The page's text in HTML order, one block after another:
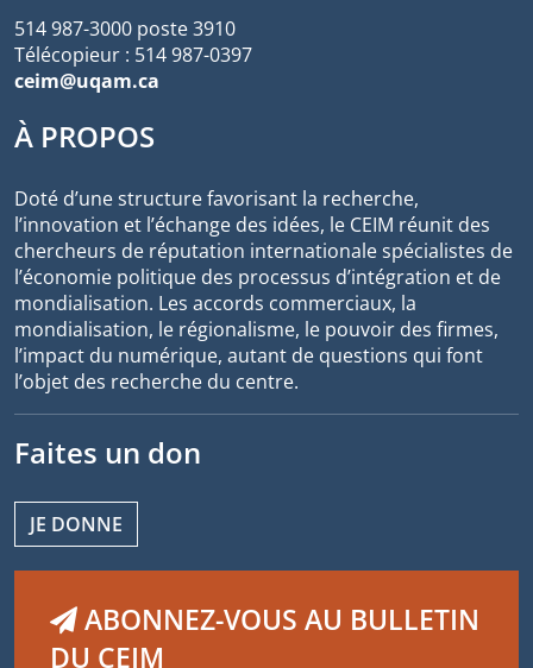
514 987-3000 poste 3910
Télécopieur : 514 987-0397
ceim@uqam.ca
À PROPOS
Doté d’une structure favorisant la recherche,
l’innovation et l’échange des idées, le CEIM réunit des
chercheurs de réputation internationale spécialistes de
l’économie politique des processus d’intégration et de
mondialisation. Les accords commerciaux, la
mondialisation, le régionalisme, le pouvoir des firmes,
l’impact du numérique, autant de questions qui font
l’objet des recherche du centre.
Faites un don
JE DONNE
ABONNEZ-VOUS AU BULLETIN
DU CEIM